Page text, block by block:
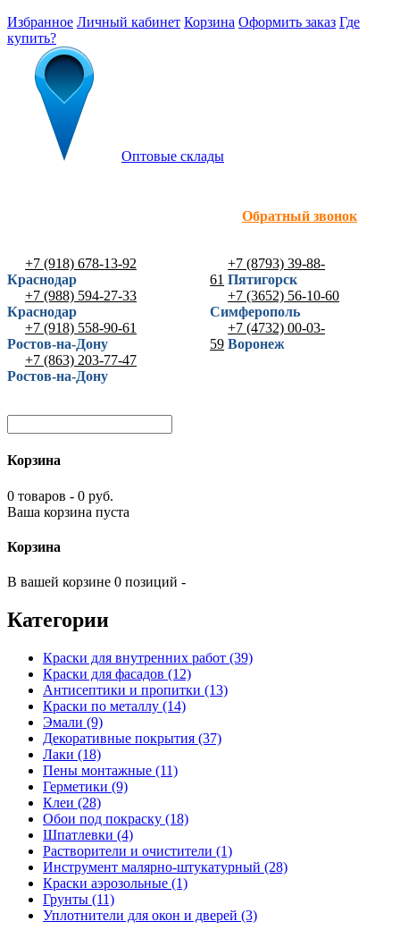
Избранное Личный кабинет Корзина Оформить заказ Где
купить?
Оптовые склады
Обратный звонок
+7 (918) 678-13-92
Краснодар
+7 (988) 594-27-33
Краснодар
+7 (918) 558-90-61
Ростов-на-Дону
+7 (863) 203-77-47
Ростов-на-Дону
+7 (8793) 39-88-
61 Пятигорск
+7 (3652) 56-10-60
Симферополь
+7 (4732) 00-03-
59 Воронеж
Корзина
0 товаров - 0 руб.
Ваша корзина пуста
Корзина
В вашей корзине 0 позиций -
Категории
Краски для внутренних работ (39)
Краски для фасадов (12)
Антисептики и пропитки (13)
Краски по металлу (14)
Эмали (9)
Декоративные покрытия (37)
Лаки (18)
Пены монтажные (11)
Герметики (9)
Клеи (28)
Обои под покраску (18)
Шпатлевки (4)
Растворители и очистители (1)
Инструмент малярно-штукатурный (28)
Краски аэрозольные (1)
Грунты (11)
Уплотнители для окон и дверей (3)